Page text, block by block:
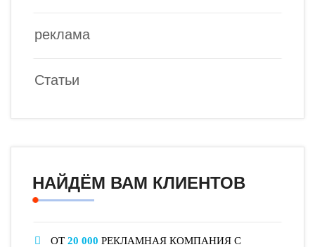
реклама
Статьи
НАЙДЁМ ВАМ КЛИЕНТОВ
ОТ 20 000 РЕКЛАМНАЯ КОМПАНИЯ С